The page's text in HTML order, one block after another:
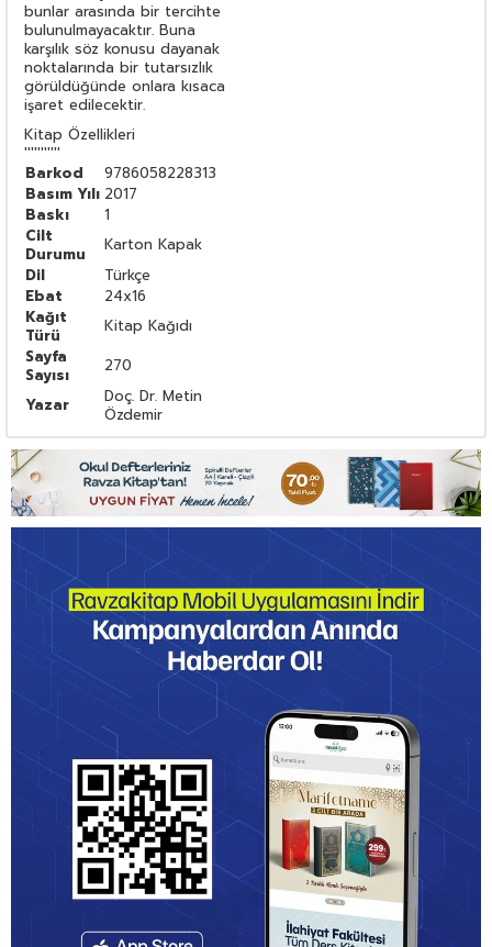
bunlar arasında bir tercihte
bulunulmayacaktır. Buna
karşılık söz konusu dayanak
noktalarında bir tutarsızlık
görüldüğünde onlara kısaca
işaret edilecektir.
Kitap Özellikleri
'''''''''''
Barkod
9786058228313
Basım Yılı 2017
Baskı
1
Cilt
Durumu
Karton Kapak
Dil
Türkçe
Ebat
24x16
Kağıt
Türü
Kitap Kağıdı
Sayfa
Sayısı
270
Yazar
Doç. Dr. Metin
Özdemir